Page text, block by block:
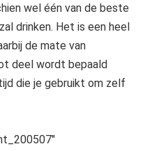
wel één van de beste
drinken. Het is een heel
de mate van
deel wordt bepaald
die je gebruikt om zelf